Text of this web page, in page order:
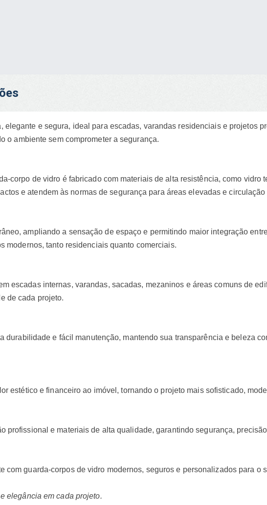
elegante e segura, ideal para escadas, varandas residenciais e projetos
o ambiente sem comprometer a segurança.
corpo de vidro é fabricado com materiais de alta resistência, como vidro
e atendem às normas de segurança para áreas elevadas e
ampliando a sensação de espaço e permitindo maior integração
modernos, tanto residenciais quanto comerciais.
escadas internas, varandas, sacadas, mezaninos e áreas comuns de
de cada projeto.
durabilidade e fácil manutenção, mantendo sua transparência e beleza
estético e financeiro ao imóvel, tornando o projeto mais sofisticado,
profissional e materiais de alta qualidade, garantindo segurança,
com guarda-corpos de vidro modernos, seguros e personalizados para o
elegância em cada projeto.